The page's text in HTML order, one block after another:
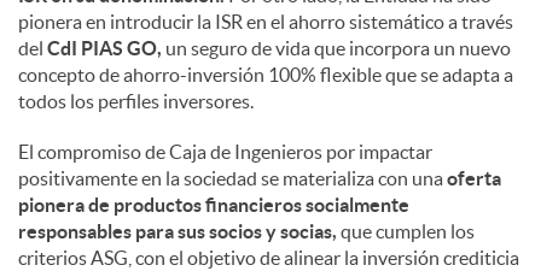
pionera en introducir la ISR en el ahorro sistemático a través
del CdI PIAS GO, un seguro de vida que incorpora un nuevo
concepto de ahorro-inversión 100% flexible que se adapta a
todos los perfiles inversores.
El compromiso de Caja de Ingenieros por impactar
positivamente en la sociedad se materializa con unaoferta
pionera de productos financieros socialmente
responsables para sus socios y socias, que cumplen los
criterios ASG, con el objetivo de alinear la inversión crediticia